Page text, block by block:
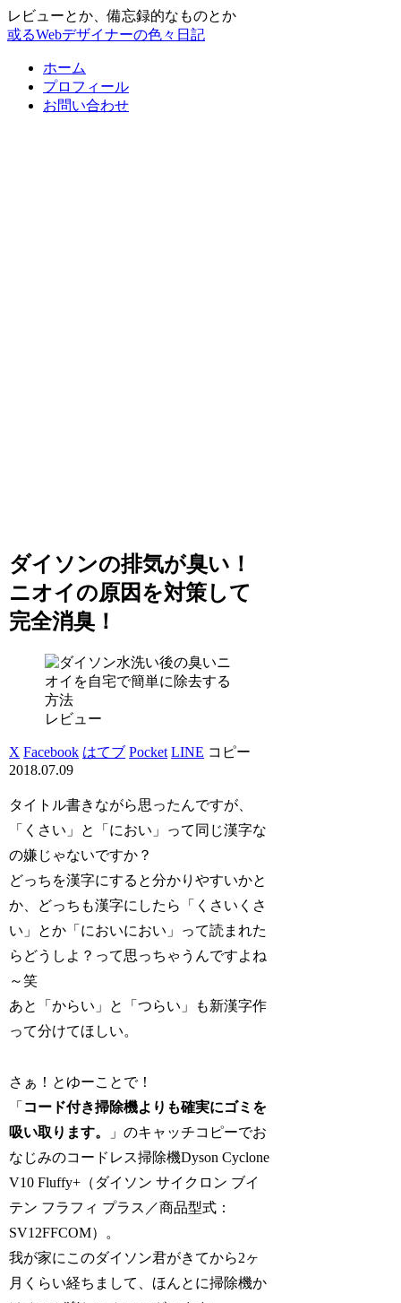
レビューとか、備忘録的なものとか
或るWebデザイナーの色々日記
ホーム
プロフィール
お問い合わせ
ダイソンの排気が臭い！
ニオイの原因を対策して
完全消臭！
レビュー
X Facebook はてブ Pocket LINE コピー
2018.07.09
タイトル書きながら思ったんですが、
「くさい」と「におい」って同じ漢字な
の嫌じゃないですか？
どっちを漢字にすると分かりやすいかと
か、どっちも漢字にしたら「くさいくさ
い」とか「においにおい」って読まれた
らどうしよ？って思っちゃうんですよね
～笑
あと「からい」と「つらい」も新漢字作
って分けてほしい。
さぁ！とゆーことで！
「 コード付き掃除機よりも確実にゴミを
吸い取ります。
」のキャッチコピーでお
なじみのコードレス掃除機Dyson Cyclone
V10 Fluffy+（ダイソン サイクロン ブイ
テン フラフィ プラス／商品型式：
SV12FFCOM）。
我が家にこのダイソン君がきてから2ヶ
月くらい経ちまして、ほんとに掃除機か